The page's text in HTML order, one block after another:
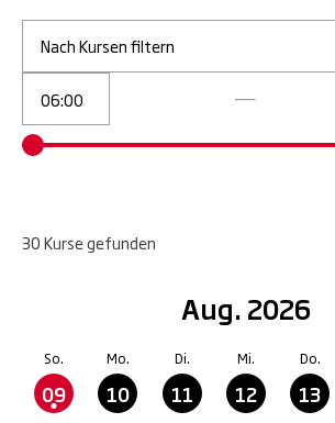
Nach Kursen filtern
30Kursegefunden
Aug. 2026
So.
09
Mo.
10
Di.
11
Mi.
12
Do.
13